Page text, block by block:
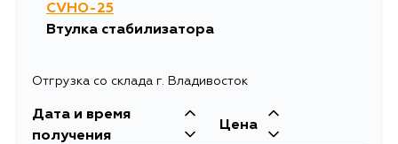
12 августа
13 августа 449
CVHO-25
Втулка стабилизатора
Отгрузка со склада г. Владивосток
Дата и время
получения
Цена